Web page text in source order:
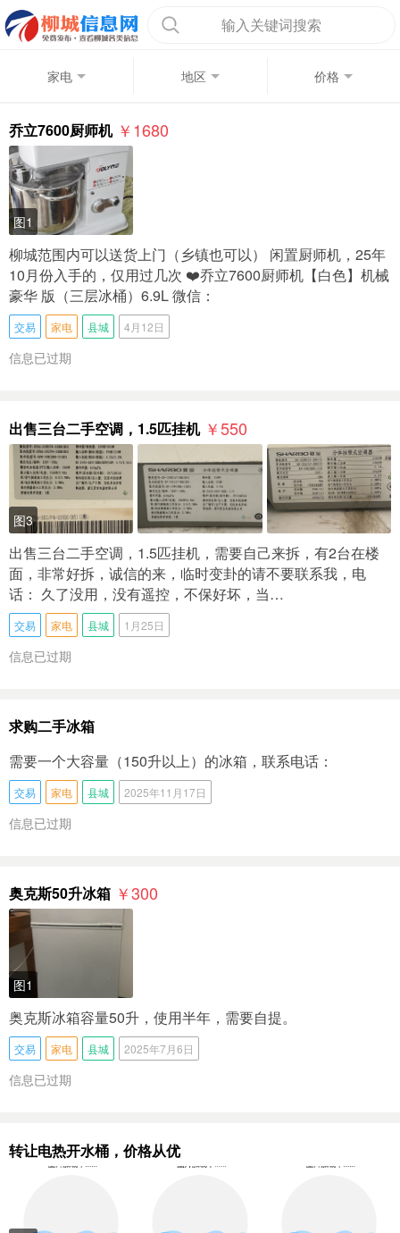
输入关键词搜索
家电 地区 价格
乔立7600厨师机 ￥1680
图1
柳城范围内可以送货上门（乡镇也可以） 闲置厨师机，25年
10月份入手的，仅用过几次 ❤️乔立7600厨师机【白色】机械
豪华 版（三层冰桶）6.9L 微信：
交易 家电 县城 4月12日
信息已过期
出售三台二手空调，1.5匹挂机 ￥550
图3
出售三台二手空调，1.5匹挂机，需要自己来拆，有2台在楼
面，非常好拆，诚信的来，临时变卦的请不要联系我，电
话： 久了没用，没有遥控，不保好坏，当…
交易 家电 县城 1月25日
信息已过期
求购二手冰箱
需要一个大容量（150升以上）的冰箱，联系电话：
交易 家电 县城 2025年11月17日
信息已过期
奥克斯50升冰箱 ￥300
图1
奥克斯冰箱容量50升，使用半年，需要自提。
交易 家电 县城 2025年7月6日
信息已过期
转让电热开水桶，价格从优